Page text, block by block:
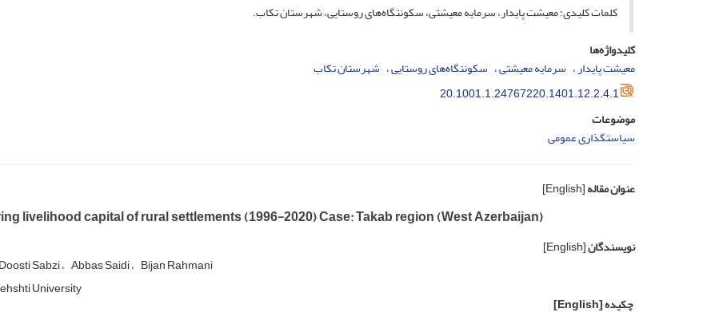
کلمات کلیدی: معیشت پایدار، سرمایه معیشتی، سکونتگاه‌های روستایی، شهرستان تکاب.
کلیدواژه‌ها
معیشت پایدار سرمایه معیشتی سکونتگاه‌های روستایی شهرستان تکاب
20.1001.1.24767220.1401.12.2.4.1
موضوعات
سیاستگذاری عمومی
عنوان مقاله[English]
livelihood capital of rural settlements (1996-2020) Case: Takab region (West Azerbaijan)
نویسندگان[English]
Sabzi Abbas Saidi Bijan Rahmani
University
چکیده[English]